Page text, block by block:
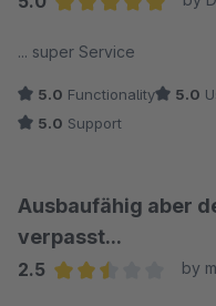
... super Service
5.0 Functionality 5.0
5.0 Support
Ausbaufähig aber
verpasst...
2.5
by